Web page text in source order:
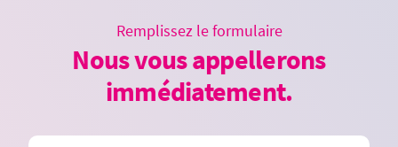
Remplissez le formulaire
Nous vous appellerons
immédiatement.